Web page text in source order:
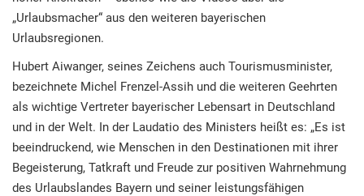
„Urlaubsmacher“ aus den weiteren bayerischen
Urlaubsregionen.
Hubert Aiwanger, seines Zeichens auch Tourismusminister,
bezeichnete Michel Frenzel-Assih und die weiteren Geehrten
als wichtige Vertreter bayerischer Lebensart in Deutschland
und in der Welt. In der Laudatio des Ministers heißt es: „Es ist
beeindruckend, wie Menschen in den Destinationen mit ihrer
Begeisterung, Tatkraft und Freude zur positiven Wahrnehmung
des Urlaubslandes Bayern und seiner leistungsfähigen